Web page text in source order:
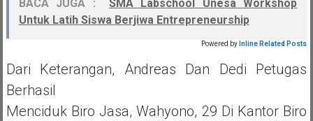
BACA JUGA :
SMA Labschool Unesa Workshop
Untuk Latih Siswa Berjiwa Entrepreneurship
Powered by Inline Related Posts
Dari Keterangan, Andreas Dan Dedi Petugas
Berhasil
Menciduk Biro Jasa, Wahyono, 29 Di Kantor Biro